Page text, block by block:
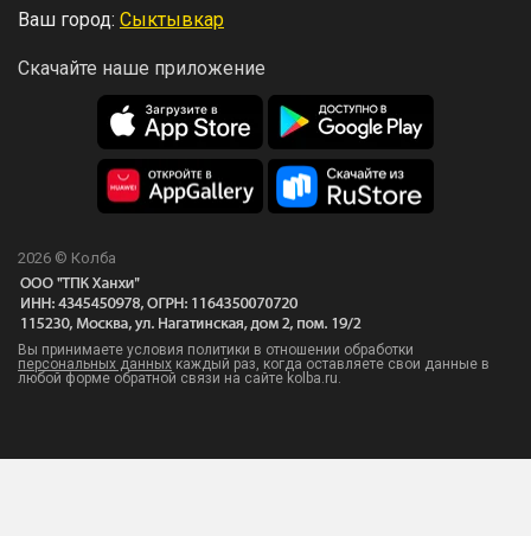
Ваш город: Сыктывкар
Скачайте наше приложение
2026 © Колба
Вы принимаете условия политики в отношении обработки
персональных данных каждый раз, когда оставляете свои данные в
любой форме обратной связи на сайте kolba.ru.